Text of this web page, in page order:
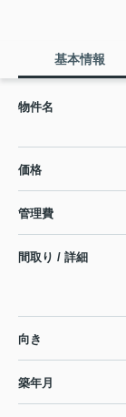
基本情報
物件名
価格
管理費
間取り / 詳細
向き
築年月